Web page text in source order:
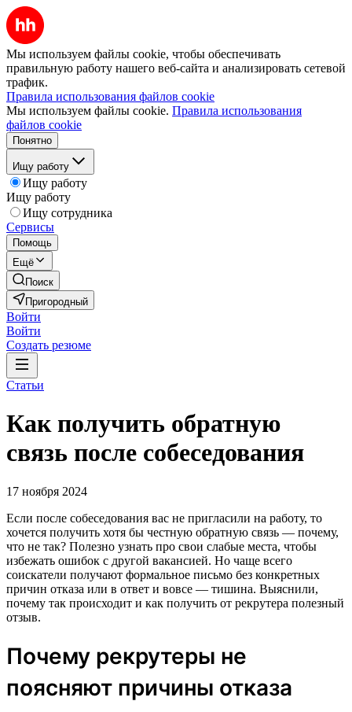
Мы используем файлы cookie, чтобы обеспечивать
правильную работу нашего веб-сайта и анализировать сетевой
трафик.
Правила использования файлов cookie
Мы используем файлы cookie. Правила использования
файлов cookie
Понятно
Ищу работу
Ищу работу
Ищу работу
Ищу сотрудника
Сервисы
Помощь
Ещё
Поиск
Пригородный
Войти
Войти
Создать резюме
Статьи
Как получить обратную
связь после собеседования
17 ноября 2024
Если после собеседования вас не пригласили на работу, то
хочется получить хотя бы честную обратную связь — почему,
что не так? Полезно узнать про свои слабые места, чтобы
избежать ошибок с другой вакансией. Но чаще всего
соискатели получают формальное письмо без конкретных
причин отказа или в ответ и вовсе — тишина. Выяснили,
почему так происходит и как получить от рекрутера полезный
отзыв.
Почему рекрутеры не
поясняют причины отказа